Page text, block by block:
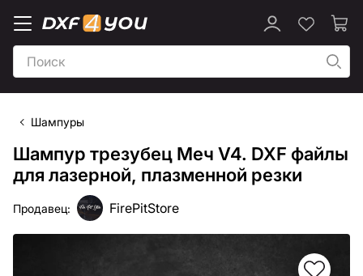
Шампуры
Шампур трезубец Меч V4. DXF файлы
для лазерной, плазменной резки
Продавец: FirePitStore